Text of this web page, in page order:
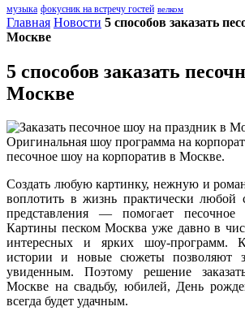
музыка фокусник на встречу гостей велком
Главная Новости 5 способов заказать
Москве
5 способов заказать
Москве
Создать любую картинку, нежную и
воплотить в жизнь практически
представления — помогает
Картины песком Москва уже давно в
интересных и ярких шоу-программ.
истории и новые сюжеты позволяют
увиденным. Поэтому решение
Москве на свадьбу, юбилей, День
всегда будет удачным.